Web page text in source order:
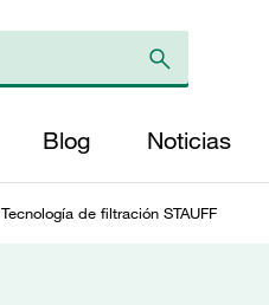
Blog Noticias
Tecnología de filtración STAUFF